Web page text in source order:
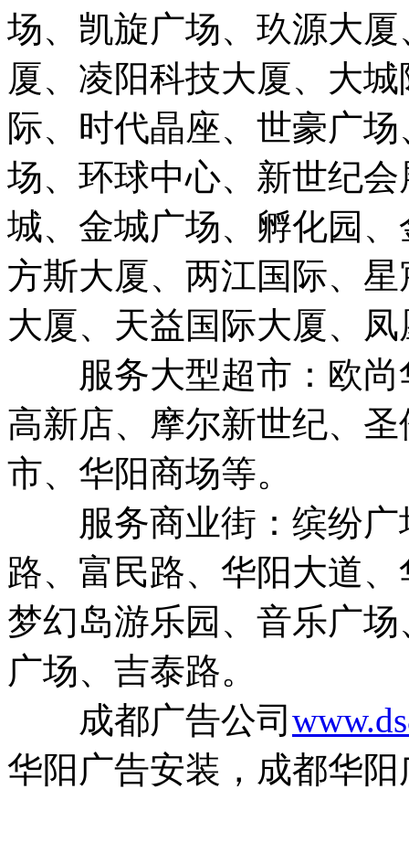
场、凯旋广场、玖源大
厦、凌阳科技大厦、大
际、时代晶座、世豪广
场、环球中心、新世纪
城、金城广场、孵化园
方斯大厦、两江国际、
大厦、天益国际大厦、
服务大型超市：欧尚
高新店、摩尔新世纪、
市、华阳商场等。
服务商业街：缤纷广
路、富民路、华阳大道
梦幻岛游乐园、音乐广
广场、吉泰路。
成都广告公司
华阳广告安装，成都华